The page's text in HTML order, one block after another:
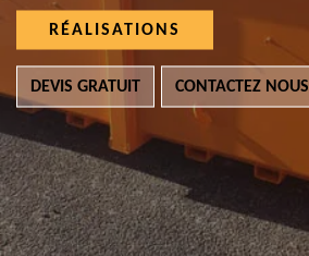
RÉALISATIONS
DEVIS GRATUIT CONTACTEZ NOUS